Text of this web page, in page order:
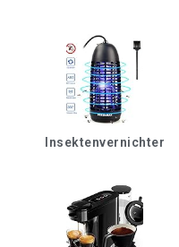
Insektenvernichter